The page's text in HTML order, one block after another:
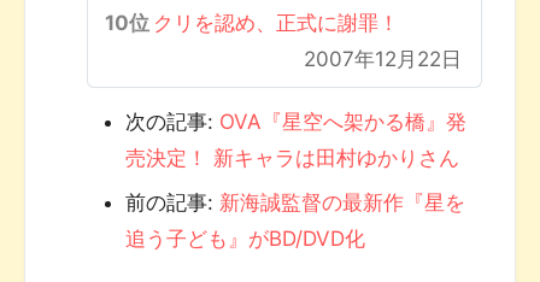
クリを認め、正式に謝罪！
2007年12月22日
次の記事: OVA『星空へ架かる橋』発
売決定！ 新キャラは田村ゆかりさん
前の記事: 新海誠監督の最新作『星を
追う子ども』がBD/DVD化